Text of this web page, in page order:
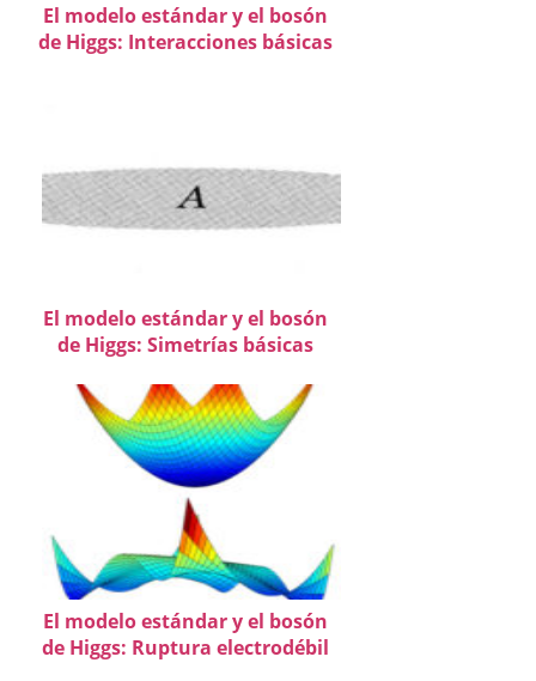
El modelo estándar y el bosón
de Higgs: Interacciones básicas
El modelo estándar y el bosón
de Higgs: Simetrías básicas
El modelo estándar y el bosón
de Higgs: Ruptura electrodébil